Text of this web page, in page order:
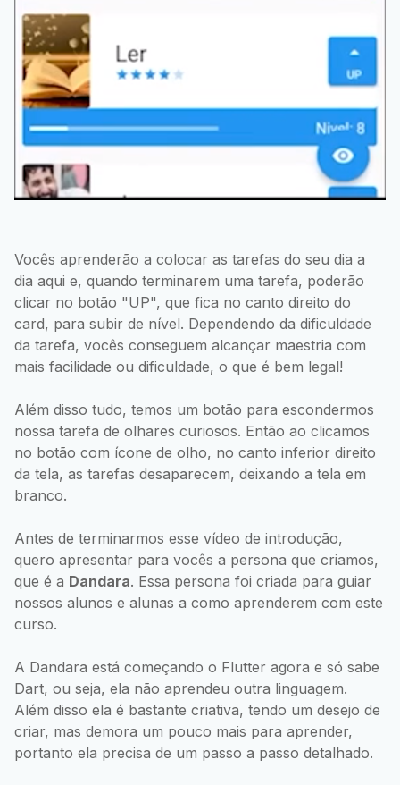
Vocês aprenderão a colocar as tarefas do seu dia a
dia aqui e, quando terminarem uma tarefa, poderão
clicar no botão "UP", que fica no canto direito do
card, para subir de nível. Dependendo da dificuldade
da tarefa, vocês conseguem alcançar maestria com
mais facilidade ou dificuldade, o que é bem legal!
Além disso tudo, temos um botão para escondermos
nossa tarefa de olhares curiosos. Então ao clicamos
no botão com ícone de olho, no canto inferior direito
da tela, as tarefas desaparecem, deixando a tela em
branco.
Antes de terminarmos esse vídeo de introdução,
quero apresentar para vocês a persona que criamos,
que é a Dandara. Essa persona foi criada para guiar
nossos alunos e alunas a como aprenderem com este
curso.
A Dandara está começando o Flutter agora e só sabe
Dart, ou seja, ela não aprendeu outra linguagem.
Além disso ela é bastante criativa, tendo um desejo de
criar, mas demora um pouco mais para aprender,
portanto ela precisa de um passo a passo detalhado.